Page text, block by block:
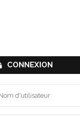
CONNEXION